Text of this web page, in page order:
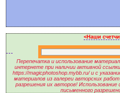
<Наши
Перепечатка и использование
интернете при наличии активной
https://magicphotoshop.mybb.ru/ и с
материалов из галереи авторских
разрешения их авторов!
письменного